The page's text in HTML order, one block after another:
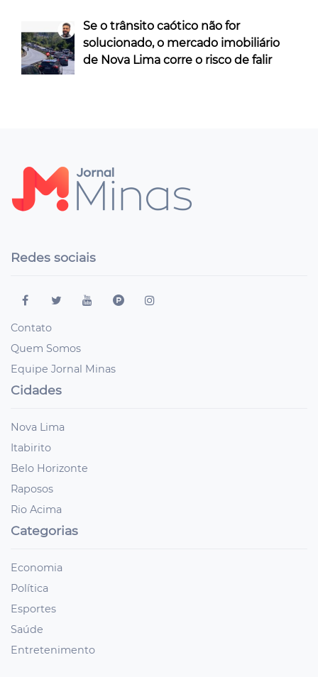
Se o trânsito caótico não for
solucionado, o mercado imobiliário
de Nova Lima corre o risco de falir
Redes sociais
Contato
Quem Somos
Equipe Jornal Minas
Cidades
Nova Lima
Itabirito
Belo Horizonte
Raposos
Rio Acima
Categorias
Economia
Política
Esportes
Saúde
Entretenimento